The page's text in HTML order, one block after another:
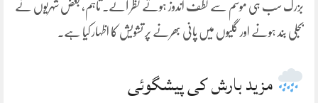
بزرگ سب ہی موسم سے لطف اندوز ہوتے نظر آئے۔ تاہم، بعض شہریوں نے
بجلی بند ہونے اور گلیوں میں پانی بھرنے پر تشویش کا اظہار کیا ہے۔
مزید بارش کی پیشگوئی